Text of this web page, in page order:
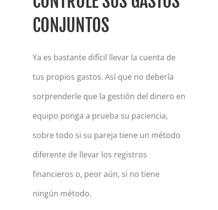
CONJUNTOS
Ya es bastante difícil llevar la cuenta de
tus propios gastos. Así que no debería
sorprenderle que la gestión del dinero en
equipo ponga a prueba su paciencia,
sobre todo si su pareja tiene un método
diferente de llevar los registros
financieros o, peor aún, si no tiene
ningún método.